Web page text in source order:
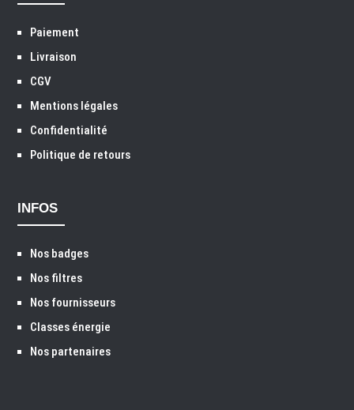
Paiement
Livraison
CGV
Mentions légales
Confidentialité
Politique de retours
INFOS
Nos badges
Nos filtres
Nos fournisseurs
Classes énergie
Nos partenaires